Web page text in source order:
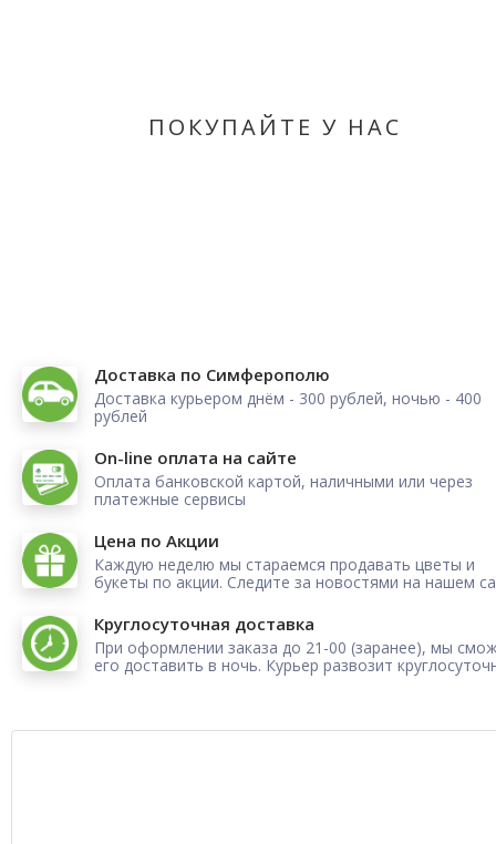
ПОКУПАЙТЕ У НАС
Доставка по Симферополю
Доставка курьером днём - 300 рублей, ночью - 400
рублей
On-line оплата на сайте
Оплата банковской картой, наличными или через
платежные сервисы
Цена по Акции
Каждую неделю мы стараемся продавать цветы и
букеты по акции. Следите за новостями на нашем
Круглосуточная доставка
При оформлении заказа до 21-00 (заранее), мы
его доставить в ночь. Курьер развозит